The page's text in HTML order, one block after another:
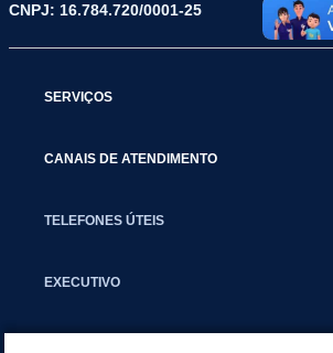
CNPJ: 16.784.720/0001-25
SERVIÇOS
CANAIS DE ATENDIMENTO
TELEFONES ÚTEIS
EXECUTIVO